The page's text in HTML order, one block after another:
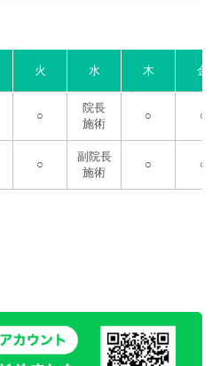
火 水 木 金
○
院長
施術
○ ○
○
副院長
施術
○ ○